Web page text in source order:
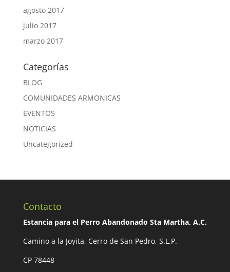
agosto 2017
julio 2017
marzo 2017
Categorías
BLOG
COMUNIDADES ARMONICAS
EVENTOS
NOTICIAS
Uncategorized
Contacto
Estancia para el Perro Abandonado Sta Martha, A.C.
Camino a la Joyita, Cerro de San Pedro, S.L.P.
CP 78448